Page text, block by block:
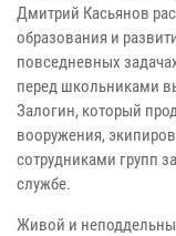
Дмитрий Касьянов
образования и
повседневных
перед школьниками
Залогин, который
вооружения,
сотрудниками групп
службе.
Живой и